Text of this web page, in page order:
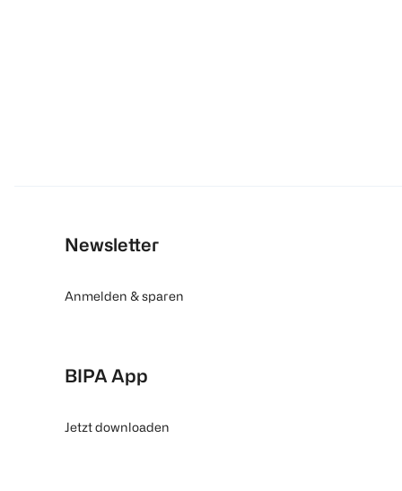
Newsletter
Anmelden & sparen
BIPA App
Jetzt downloaden